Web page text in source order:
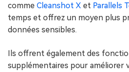
comme Cleanshot X et Parallels
temps et offrez un moyen plus
données sensibles.
Ils offrent également des
supplémentaires pour améliorer